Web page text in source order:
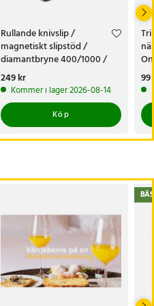
Rullande knivslip /
magnetiskt slipstöd /
diamantbryne 400/1000 /
knivvässare med fasta vinklar
Pris:249 kr
249 kr
Kommer i lager 2026-08-14
Köp
99